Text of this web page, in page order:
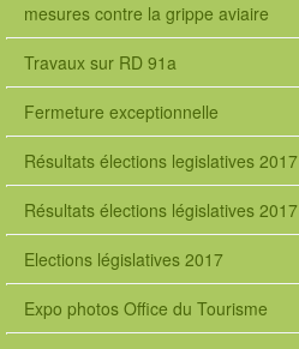
mesures contre la grippe aviaire
Travaux sur RD 91a
Fermeture exceptionnelle
Résultats élections legislatives 2017
Résultats élections législatives 2017
Elections législatives 2017
Expo photos Office du Tourisme